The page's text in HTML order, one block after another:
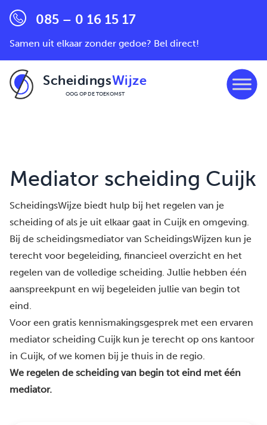
085 – 0 16 15 17
Samen uit elkaar zonder gedoe? Bel direct!
ScheidingsWijze
OOG OP DE TOEKOMST
Mediator scheiding Cuijk
ScheidingsWijze biedt hulp bij het regelen van je
scheiding of als je uit elkaar gaat in Cuijk en omgeving.
Bij de scheidingsmediator van ScheidingsWijzen kun je
terecht voor begeleiding, financieel overzicht en het
regelen van de volledige scheiding. Jullie hebben één
aanspreekpunt en wij begeleiden jullie van begin tot
eind.
Voor een gratis kennismakingsgesprek met een ervaren
mediator scheiding Cuijk kun je terecht op ons kantoor
in Cuijk, of we komen bij je thuis in de regio.
We regelen de scheiding van begin tot eind met één
mediator.